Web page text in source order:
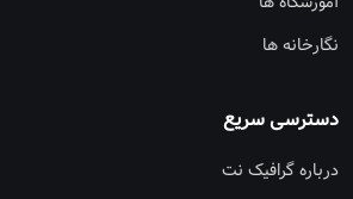
نگارخانه ها
دسترسی سریع
درباره گرافیک نت